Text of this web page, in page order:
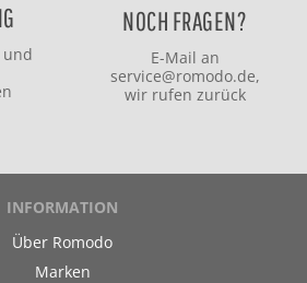
und
NOCH FRAGEN?
E-Mail an
service@romodo.de,
wir rufen zurück
INFORMATION
Über Romodo
Marken